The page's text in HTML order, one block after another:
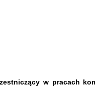
w pracach